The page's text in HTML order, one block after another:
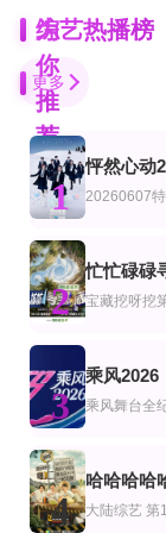
为
你
推
荐
更新20260808第7期
说唱巅峰对决2026
先导陪看下
心动的信号第9季
第5集
超超超超超喜欢
第6期
中华才女风华录
更新至20260618期
端午奇妙游2026
已完结 共6期
她有情绪又怎样
阚清子,杨笠,李佳琦,
新钥匙
Shōhei Osada,Shun
陈辰的超越边界
陈辰 戴军 戚薇 林依晨
远山之约(蜀山篇)
第3期
不是一个人真好
第5期
南极巨龙大战
第3期
宇宙帮帮忙
张颜齐,丁真珍珠,井
综艺热播榜
更多
1
怦然心动
20260607
2
忙忙碌碌
宝藏挖呀挖
3
乘风2026
乘风舞台全
4
哈哈哈哈
大陆综艺 第